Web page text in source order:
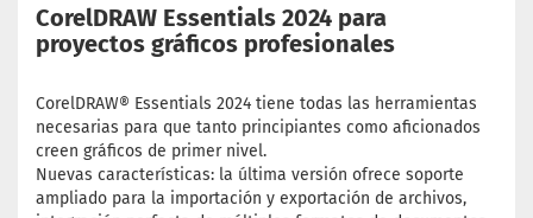
CorelDRAW Essentials 2024 para
proyectos gráficos profesionales
CorelDRAW® Essentials 2024 tiene todas las herramientas
necesarias para que tanto principiantes como aficionados
creen gráficos de primer nivel.
Nuevas características: la última versión ofrece soporte
ampliado para la importación y exportación de archivos,